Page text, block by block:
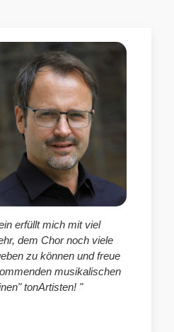
erfüllt mich mit viel
dem Chor noch viele
zu können und freue
musikalischen
tonArtisten! "